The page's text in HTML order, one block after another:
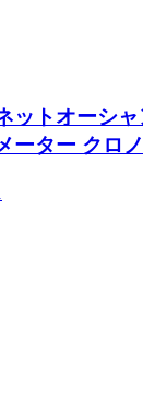
ットオーシ
ーター クロ